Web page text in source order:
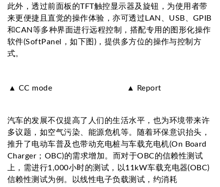
此外，透过前面板的TFT触控显示器及旋钮，为使用者带
来更便捷且直觉的操作体验，亦可透过LAN、USB、GPIB
和CAN等多种界面进行远程控制，搭配专用的图形化操作
软件(SoftPanel，如下图)，提供多方位的操作与控制方
式。
▲ CC mode ▲ Report
汽车的发展不仅提高了人们的生活水平，也为环境带来许
多议题，如空气污染、能源危机等。随着环保意识抬头，
推升了电动车普及也带动充电桩与车载充电机(On Board
Charger；OBC)的需求增加。而对于OBC的信赖性测试
上，需进行1,000小时的测试，以11kW车载充电器(OBC)
信赖性测试为例。以线性电子负载测试，约消耗